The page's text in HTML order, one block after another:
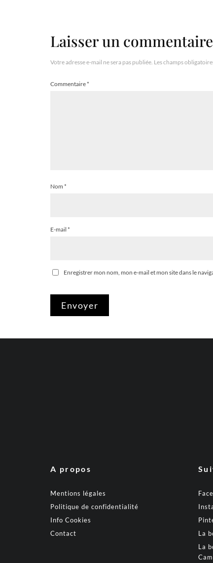
Laisser un commentaire
Votre adresse e-mail ne sera pas publiée. Les champs
Commentaire*
Nom *
E-mail *
Enregistrer mon nom, mon e-mail et mon site dans le
A propos
Mentions légales
Politique de confidentialité
Info Cookies
Contact
La
La